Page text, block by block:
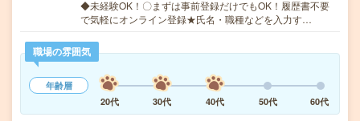
◆未経験OK！〇まずは事前登録だけでもOK！履歴書不要
で気軽にオンライン登録★氏名・職種などを入力す…
職場の雰囲気
年齢層
20代
30代 40代 50代 60代